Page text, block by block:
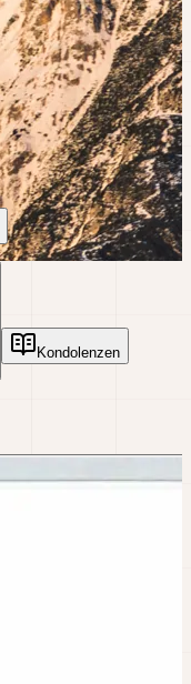
Kondolenzen